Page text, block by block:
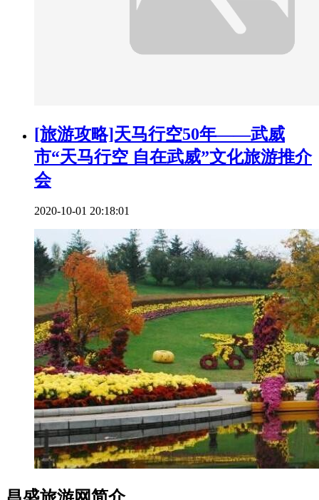
[旅游攻略]天马行空50年——武威
市“天马行空 自在武威”文化旅游推介
会
2020-10-01 20:18:01